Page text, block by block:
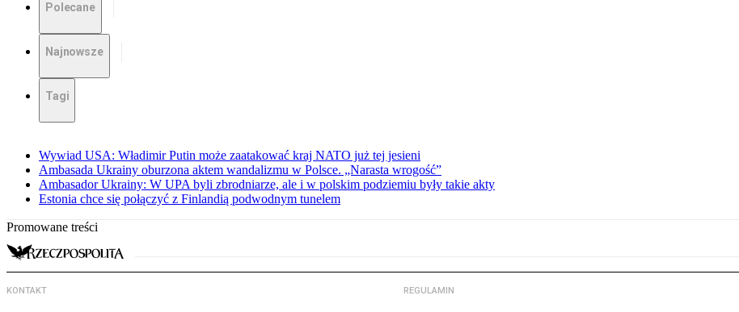
Polecane
Najnowsze
Tagi
Wywiad USA: Władimir Putin może zaatakować kraj NATO już tej jesieni
Ambasada Ukrainy oburzona aktem wandalizmu w Polsce. „Narasta wrogość”
Ambasador Ukrainy: W UPA byli zbrodniarze, ale i w polskim podziemiu były takie akty
Estonia chce się połączyć z Finlandią podwodnym tunelem
Promowane treści
KONTAKT REGULAMIN